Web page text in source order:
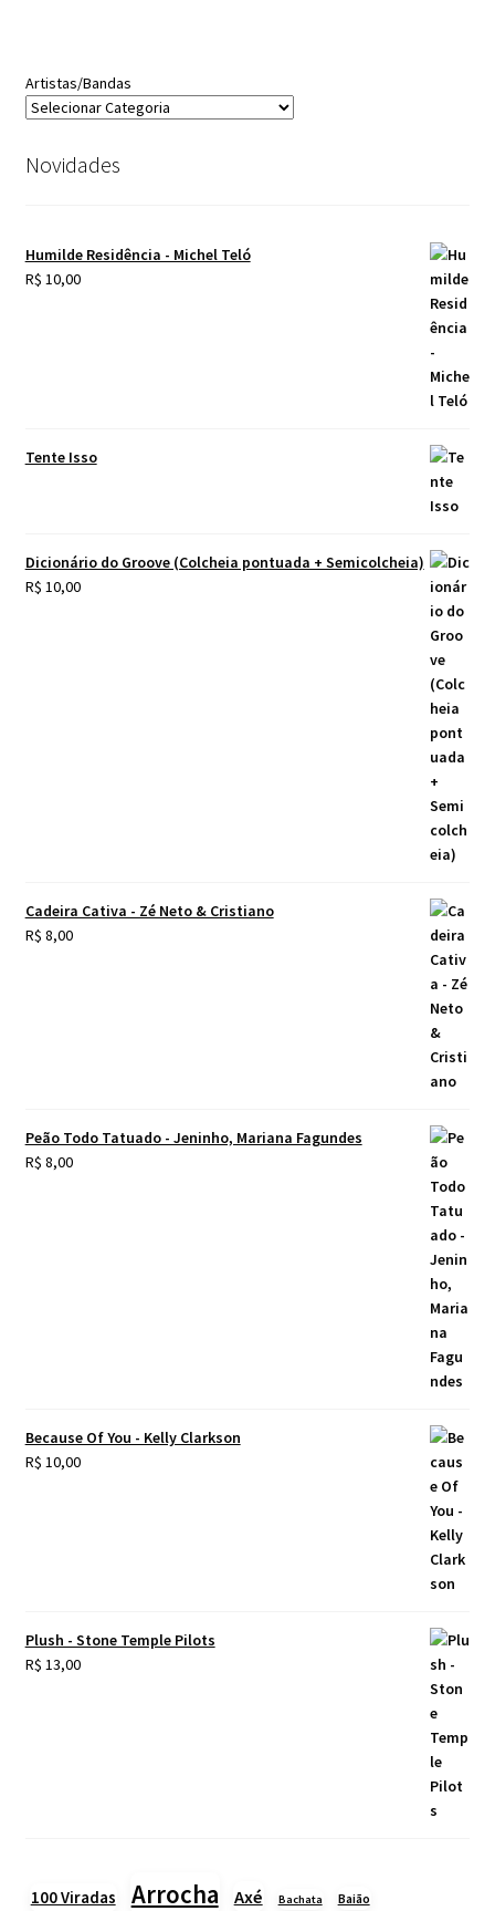
Artistas/Bandas
Novidades
Humilde Residência - Michel Teló
R$ 10,00
Tente Isso
Dicionário do Groove (Colcheia pontuada + Semicolcheia)
R$ 10,00
Cadeira Cativa - Zé Neto & Cristiano
R$ 8,00
Peão Todo Tatuado - Jeninho, Mariana Fagundes
R$ 8,00
Because Of You - Kelly Clarkson
R$ 10,00
Plush - Stone Temple Pilots
R$ 13,00
100 Viradas Arrocha Axé Bachata Baião